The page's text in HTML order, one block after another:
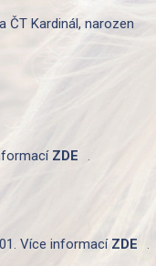
ČT Kardinál, narozen
ZDE
.
Více informací ZDE
.